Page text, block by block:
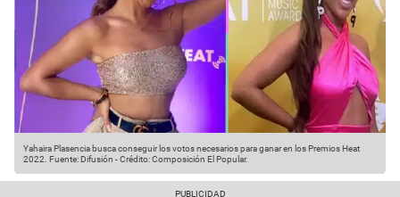
Yahaira Plasencia busca conseguir los votos necesarios para ganar en los Premios Heat
2022. Fuente: Difusión -Crédito: Composición El Popular.